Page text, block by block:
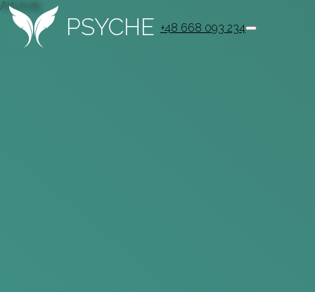
PSYCHE +48 668 093 234
Artykuły